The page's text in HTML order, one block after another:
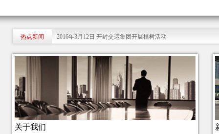
热点新闻 2016年3月12日 开封交运集团开展植树活动
关于我们